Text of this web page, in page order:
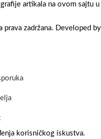
artikala na ovom sajtu u
prava zadržana. Developed by
korisničkog iskustva.